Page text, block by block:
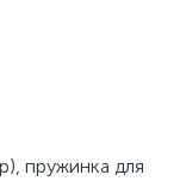
пружинка для